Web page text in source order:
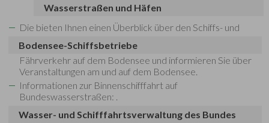
Wasserstraßen und Häfen
Die
Bodensee-Schiffsbetriebe
bieten Ihnen einen Überblick über den Schiffs- und
Fährverkehr auf dem Bodensee und informieren Sie über
Veranstaltungen am und auf dem Bodensee.
Informationen zur Binnenschifffahrt auf
Bundeswasserstraßen:
Wasser- und Schifffahrtsverwaltung des Bundes
.